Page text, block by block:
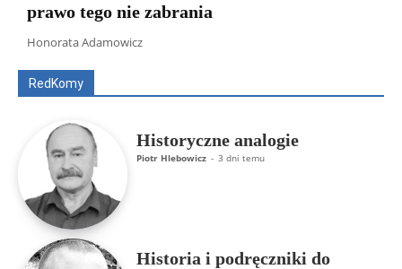
prawo tego nie zabrania
Honorata Adamowicz
RedKomy
Wszyscy Aleksander Borowik
ks. Jarosław Wąsowicz SDB
Historyczne analogie
Piotr Hlebowicz - 3 dni temu
Historia i podręczniki do